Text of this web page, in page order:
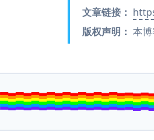
文章链接：
版权声明： 本